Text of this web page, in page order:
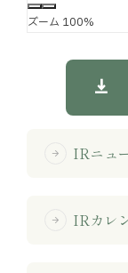
免責事項
ズーム 100%
arrow_forward IRニュ
arrow_forward IRカレ